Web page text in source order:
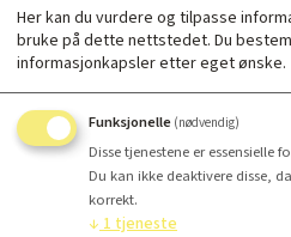
Her kan du vurdere og tilpasse
bruke på dette nettstedet. Du
informasjonkapsler etter eget ønske.
Funksjonelle (nødvendig)
Disse tjenestene er essensielle
Du kan ikke deaktivere disse,
korrekt.
↓ 1 tjeneste